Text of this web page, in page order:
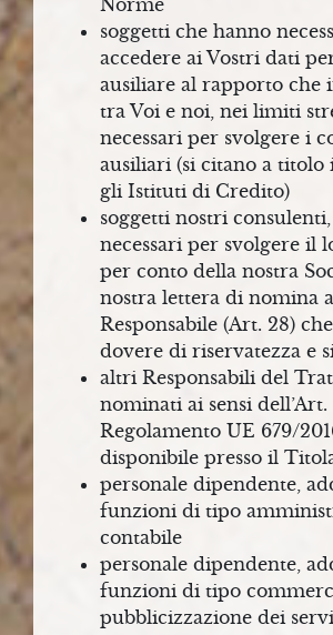
Norme
soggetti che hanno
accedere ai Vostri dati
ausiliare al rapporto che
tra Voi e noi, nei limiti
necessari per svolgere i
ausiliari (si citano a titolo
gli Istituti di Credito)
soggetti nostri
necessari per svolgere il
per conto della nostra
nostra lettera di nomina a
Responsabile (Art. 28)
dovere di riservatezza e
altri Responsabili del
nominati ai sensi
Regolamento UE 679/
disponibile presso il
personale dipendente,
funzioni di tipo
contabile
personale dipendente,
funzioni di tipo
pubblicizzazione dei